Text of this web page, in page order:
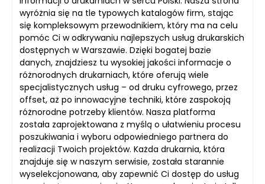
wyróżnia się na tle typowych katalogów firm, stając
się kompleksowym przewodnikiem, który ma na celu
pomóc Ci w odkrywaniu najlepszych usług drukarskich
dostępnych w Warszawie. Dzięki bogatej bazie
danych, znajdziesz tu wysokiej jakości informacje o
różnorodnych drukarniach, które oferują wiele
specjalistycznych usług – od druku cyfrowego, przez
offset, aż po innowacyjne techniki, które zaspokoją
różnorodne potrzeby klientów. Nasza platforma
została zaprojektowana z myślą o ułatwieniu procesu
poszukiwania i wyboru odpowiedniego partnera do
realizacji Twoich projektów. Każda drukarnia, która
znajduje się w naszym serwisie, została starannie
wyselekcjonowana, aby zapewnić Ci dostęp do usług